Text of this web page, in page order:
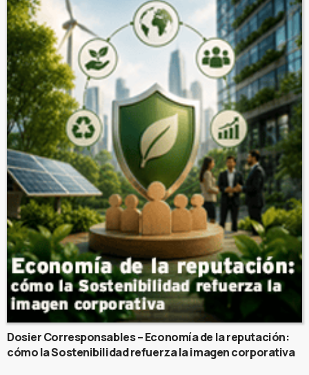
Dosier Corresponsables – Economía de la reputación:
cómo la Sostenibilidad refuerza la imagen corporativa